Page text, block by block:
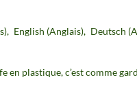
) English (Anglais) Deutsch (
en plastique, c’est comme